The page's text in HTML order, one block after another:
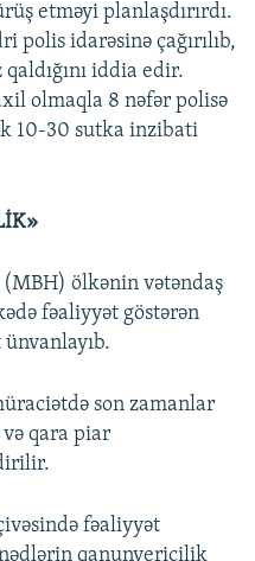
etməyi planlaşdırırdı.
polis idarəsinə çağırılıb,
iddia edir.
olmaqla 8 nəfər polisə
10-30 sutka inzibati
ölkənin vətəndaş
fəaliyyət göstərən
son zamanlar
və qara piar
fəaliyyət
qanunvericilik